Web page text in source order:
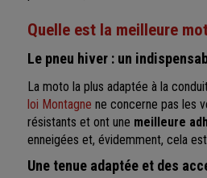
Quelle est la meilleure
Le pneu hiver : un
La moto la plus adaptée à la
loi Montagne ne concerne pas les
résistants et ont une meilleure
enneigées et, évidemment, cela
Une tenue adaptée et des